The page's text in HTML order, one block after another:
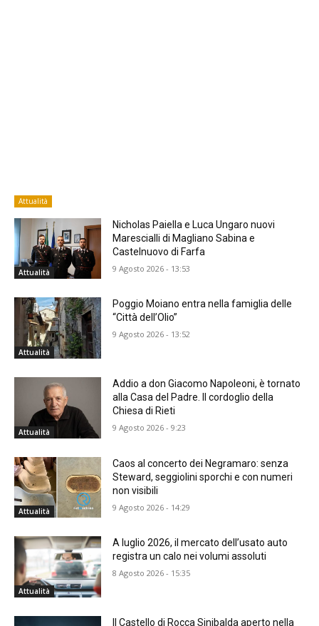
Attualità
Attualità
Nicholas Paiella e Luca Ungaro nuovi
Marescialli di Magliano Sabina e
Castelnuovo di Farfa
9 Agosto 2026 - 13:53
Attualità
Poggio Moiano entra nella famiglia delle
“Città dell’Olio”
9 Agosto 2026 - 13:52
Attualità
Addio a don Giacomo Napoleoni, è tornato
alla Casa del Padre. Il cordoglio della
Chiesa di Rieti
9 Agosto 2026 - 9:23
Attualità
Caos al concerto dei Negramaro: senza
Steward, seggiolini sporchi e con numeri
non visibili
9 Agosto 2026 - 14:29
Attualità
A luglio 2026, il mercato dell’usato auto
registra un calo nei volumi assoluti
8 Agosto 2026 - 15:35
Il Castello di Rocca Sinibalda aperto nella